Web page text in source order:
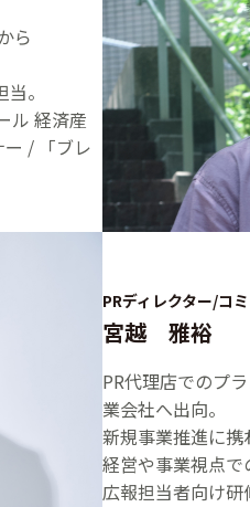
ら
。
ル 経済産
/ 「ブレ
PRディレクター/コ
宮越 雅裕
PR代理店でのプ
業会社へ出向。
新規事業推進に携
経営や事業視点で
広報担当者向け研